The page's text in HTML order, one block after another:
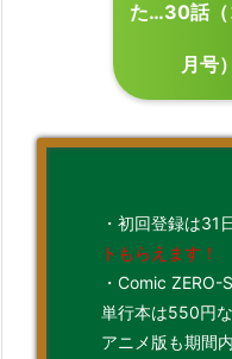
た…30話（
月号
・初回登録は31
トもらえます！
・Comic ZERO-
単行本は550円な
アニメ版も期間